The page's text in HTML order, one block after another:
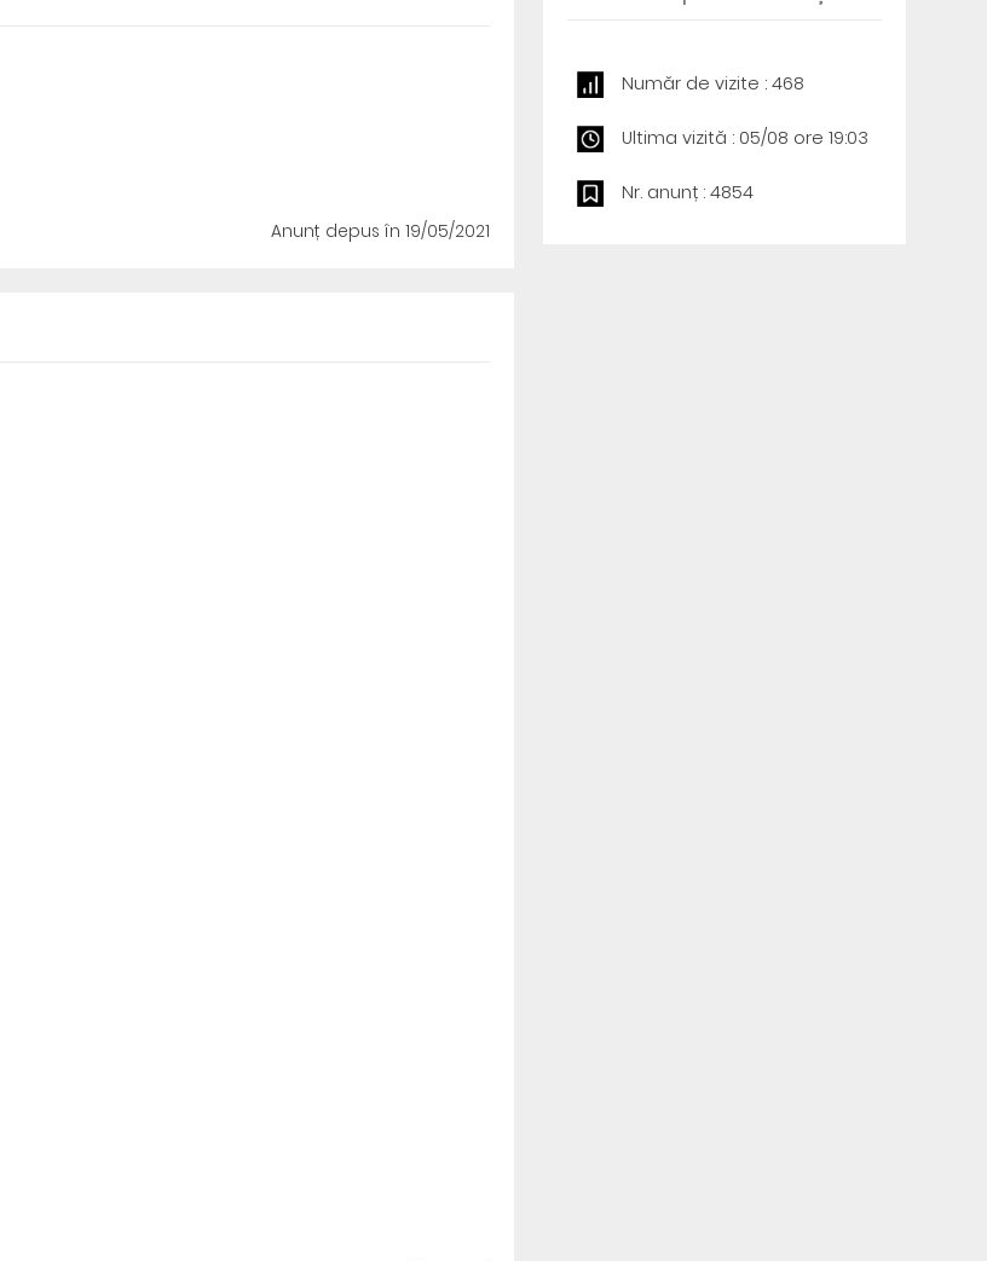
Anunț depus în 19/05/2021
Număr de vizite : 468
Ultima vizită : 05/08 ore 19:03
Nr. anunț : 4854